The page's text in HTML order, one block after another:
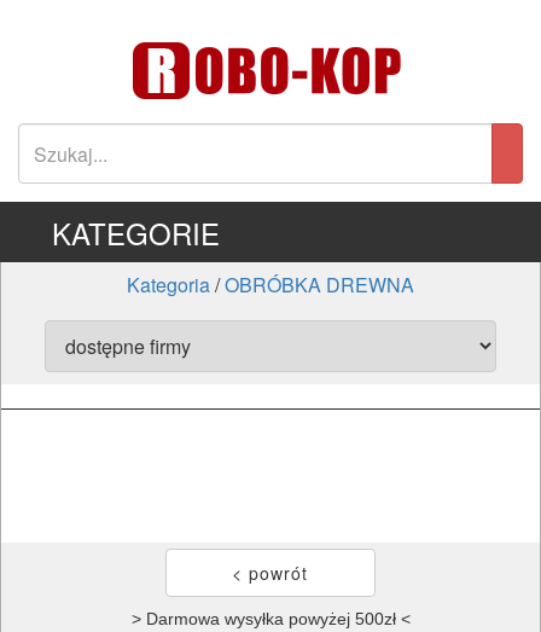
KATEGORIE
Kategoria/OBRÓBKA DREWNA
> Darmowa wysyłka powyżej 500zł <